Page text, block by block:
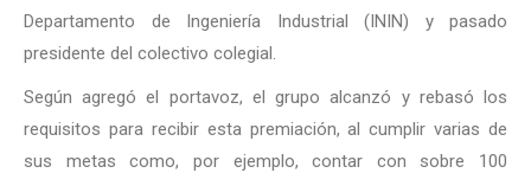
Departamento de Ingeniería Industrial (ININ) y pasado
presidente del colectivo colegial.
Según agregó el portavoz, el grupo alcanzó y rebasó los
requisitos para recibir esta premiación, al cumplir varias de
sus metas como, por ejemplo, contar con sobre 100